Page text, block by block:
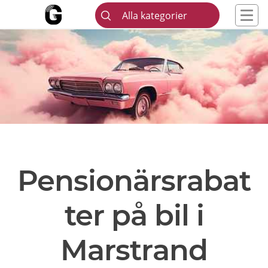
Alla kategorier
Pensionärsrabat
ter på bil i
Marstrand